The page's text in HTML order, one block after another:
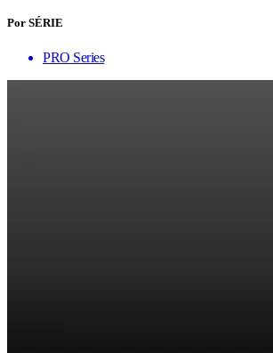
Por SÉRIE
PRO Series